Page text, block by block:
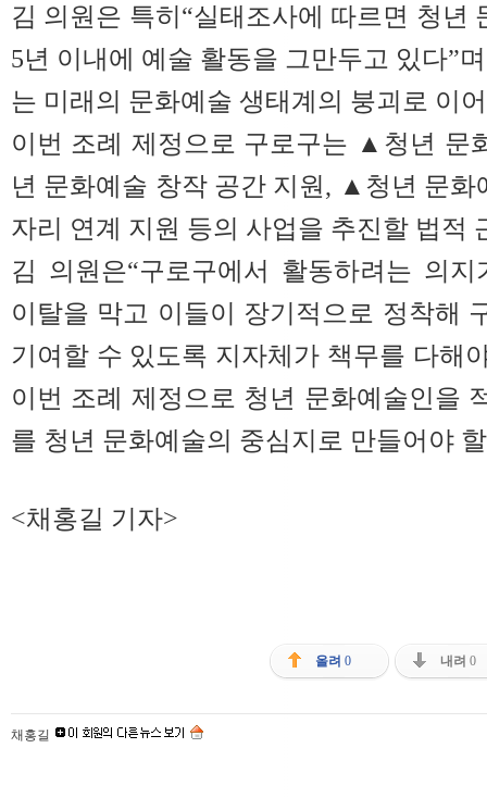
김 의원은 특히“실태조사에 따르면 청년
5년 이내에 예술 활동을 그만두고 있다”
는 미래의 문화예술 생태계의 붕괴로 이
이번 조례 제정으로 구로구는 ▲청년 문
년 문화예술 창작 공간 지원, ▲청년 문
자리 연계 지원 등의 사업을 추진할 법적
김 의원은“구로구에서 활동하려는 의
이탈을 막고 이들이 장기적으로 정착해
기여할 수 있도록 지자체가 책무를 다해
이번 조례 제정으로 청년 문화예술인을
를 청년 문화예술의 중심지로 만들어야
<채홍길 기자>
올려 0 내려 0
채홍길